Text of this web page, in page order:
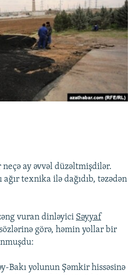
STANDARTLARIMIZ
ay əvvəl düzəltmişdilər.
texnika ilə dağıdıb, təzədən
vuran dinləyici Səyyaf
görə, həmin yollar bir
Bakı yolunun Şəmkir hissəsinə